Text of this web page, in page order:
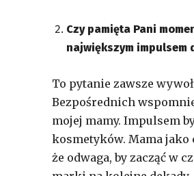
Czy pamięta Pani
największym impulsem
To pytanie zawsze
Bezpośrednich
mojej mamy. Impulsem
kosmetyków. Mama jako
że odwaga, by zacząć w